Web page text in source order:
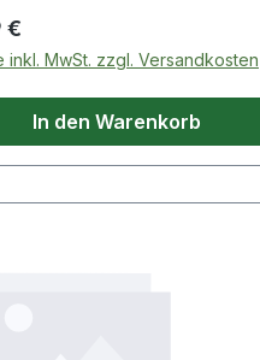
Preis:
€
inkl. MwSt. zzgl. Versandkosten
In den Warenkorb